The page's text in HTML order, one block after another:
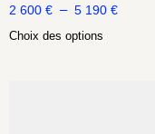
2 600 € – 5 190 €
Choix des options